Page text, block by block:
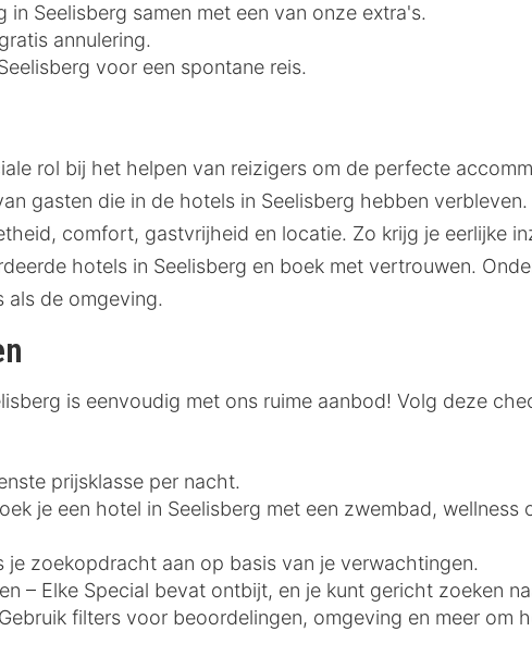
Seelisberg samen met een van onze extra's.
annulering.
voor een spontane reis.
rol bij het helpen van reizigers om de perfecte
gasten die in de hotels in Seelisberg hebben
comfort, gastvrijheid en locatie. Zo krijg je eerlijke
hotels in Seelisberg en boek met vertrouwen.
als de omgeving.
is eenvoudig met ons ruime aanbod! Volg deze
prijsklasse per nacht.
je een hotel in Seelisberg met een zwembad,
je zoekopdracht aan op basis van je verwachtingen.
– Elke Special bevat ontbijt, en je kunt gericht zoeken
filters voor beoordelingen, omgeving en meer om